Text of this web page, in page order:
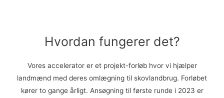
Hvordan fungerer det?
Vores accelerator er et projekt-forløb hvor vi hjælper
landmænd med deres omlægning til skovlandbrug. Forløbet
kører to gange årligt. Ansøgning til første runde i 2023 er